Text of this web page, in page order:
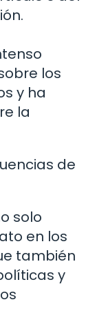
los
y ha
la
de
solo
en los
también
y